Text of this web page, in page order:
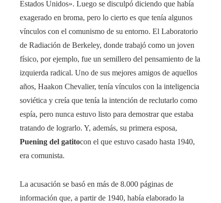
Estados Unidos». Luego se disculpó diciendo que había
exagerado en broma, pero lo cierto es que tenía algunos
vínculos con el comunismo de su entorno. El Laboratorio
de Radiación de Berkeley, donde trabajó como un joven
físico, por ejemplo, fue un semillero del pensamiento de la
izquierda radical. Uno de sus mejores amigos de aquellos
años, Haakon Chevalier, tenía vínculos con la inteligencia
soviética y creía que tenía la intención de reclutarlo como
espía, pero nunca estuvo listo para demostrar que estaba
tratando de lograrlo. Y, además, su primera esposa,
Puening del gatitocon el que estuvo casado hasta 1940,
era comunista.
La acusación se basó en más de 8.000 páginas de
información que, a partir de 1940, había elaborado la